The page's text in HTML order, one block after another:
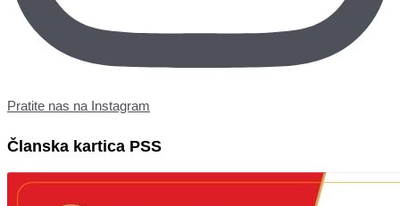
Pratite nas na Instagram
Članska kartica PSS